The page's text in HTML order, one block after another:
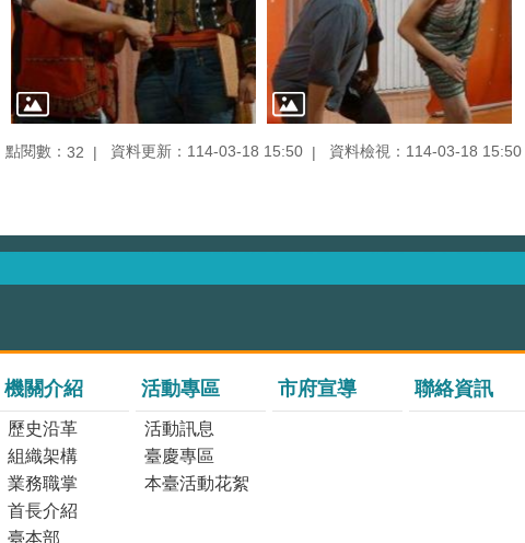
點閱數： 32 資料更新：114-03-18 15:50 資料檢視：114-03-18 15:50
機關介紹
歷史沿革
組織架構
業務職掌
首長介紹
臺本部
活動專區
活動訊息
臺慶專區
本臺活動花絮
市府宣導 聯絡資訊